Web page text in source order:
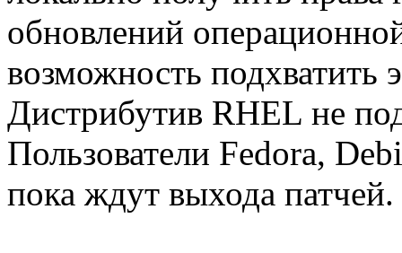
обновлений
возможность подхватить
Дистрибутив RHEL не
Пользователи Fedora,
пока ждут выхода патчей.